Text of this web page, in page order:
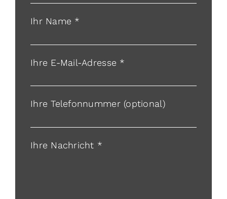
Ihr Name *
Ihre E-Mail-Adresse *
Ihre Telefonnummer (optional)
Ihre Nachricht *